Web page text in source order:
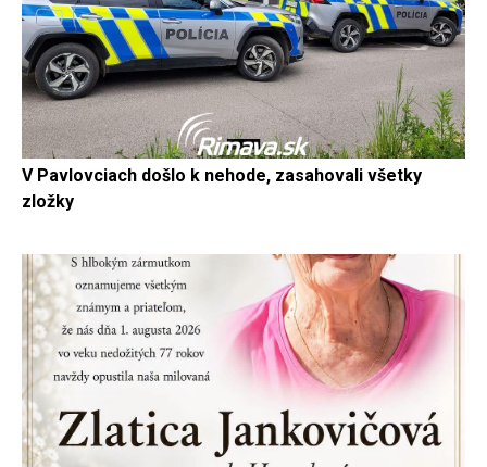
V Pavlovciach došlo k nehode, zasahovali všetky
zložky